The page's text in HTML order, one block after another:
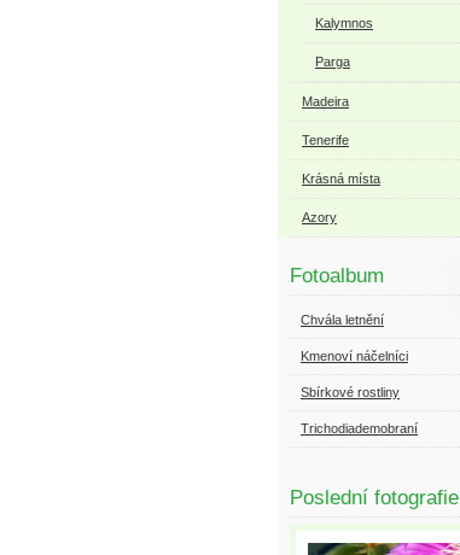
Kalymnos
Parga
Madeira
Tenerife
Krásná místa
Azory
Fotoalbum
Chvála letnění
Kmenoví náčelníci
Sbírkové rostliny
Trichodiademobraní
Poslední fotografie